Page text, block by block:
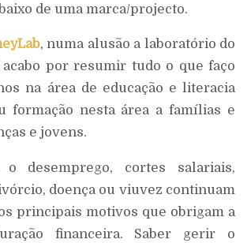
de uma marca/projecto.
, numa alusão a laboratório do
por resumir tudo o que faço
na área de educação e literacia
formação nesta área a famílias e
e jovens.
desemprego, cortes salariais,
doença ou viuvez continuam
principais motivos que obrigam a
financeira. Saber gerir o